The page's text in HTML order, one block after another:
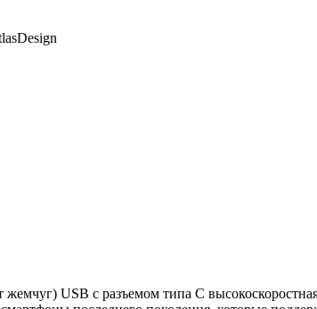
жемчуг) USB с разъемом типа C